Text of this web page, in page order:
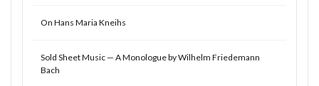
On Hans Maria Kneihs
Sold Sheet Music — A Monologue by Wilhelm Friedemann
Bach